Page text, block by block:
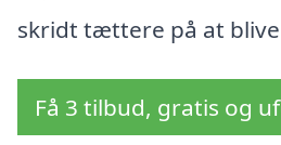
skridt tættere på at
Få 3 tilbud, gratis og